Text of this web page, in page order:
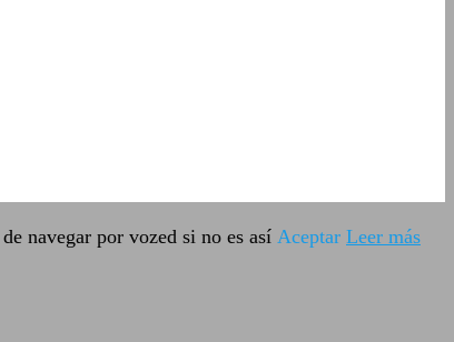
navegar por vozed si no es así Aceptar Leer más